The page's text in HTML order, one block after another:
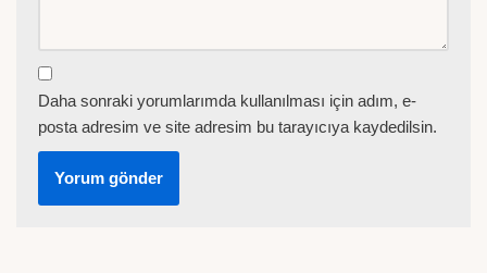
Daha sonraki yorumlarımda kullanılması için adım, e-
posta adresim ve site adresim bu tarayıcıya kaydedilsin.